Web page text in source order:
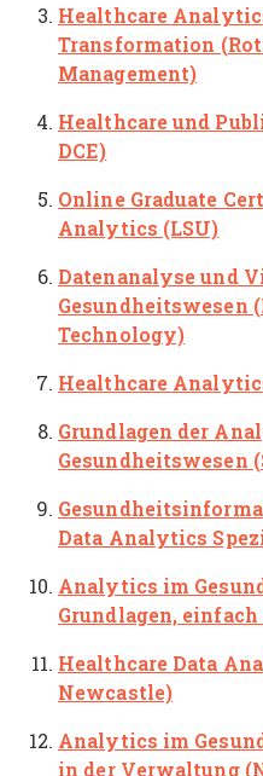
Healthcare
Transformation
Management)
Healthcare und
DCE)
Online Graduate
Analytics (LSU)
Datenanalyse und
Gesundheitswesen
Technology)
Healthcare
Grundlagen der
Gesundheitswesen
Data Analytics
Analytics im
Grundlagen,
Healthcare Data
Newcastle)
Analytics im
in der Verwaltung